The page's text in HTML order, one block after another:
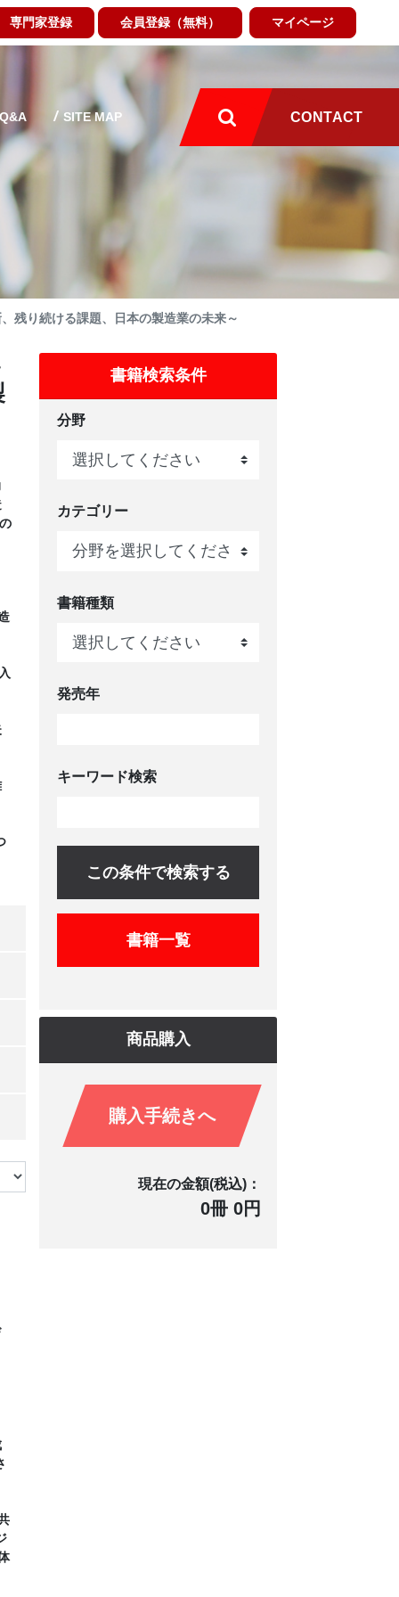
専門家登録 会員登録（無料） マイページ
SITE MAP CONTACT
残り続ける課題、日本の製造業の未来～
書籍検索条件
分野
カテゴリー
書籍種類
発売年
キーワード検索
この条件で検索する
書籍一覧
商品購入
購入手続きへ
現在の金額(税込)：
0冊 0円